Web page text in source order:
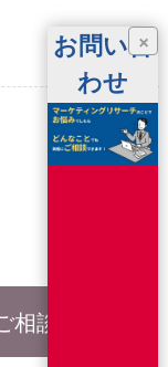
談
×
お問い合
わせ